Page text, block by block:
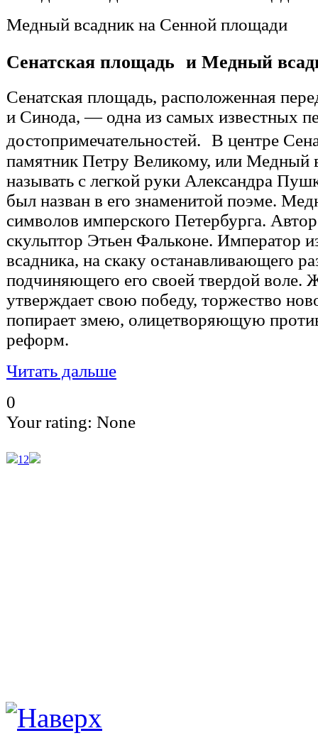
Медный всадник на Сенной площади
Сенатская площадь и Медный
Сенатская площадь, расположенная
и Синода, — одна из самых известных
достопримечательностей. В центре
памятник Петру Великому, или Медный
называть с легкой руки Александра
был назван в его знаменитой поэме.
символов имперского Петербурга.
скульптор Этьен Фальконе. Императop
всадника, на скаку останавливающего
подчиняющего его своей твердой воле.
утверждает свою победу, торжество
попирает змею, олицетворяющую
реформ.
Читать дальше
0
Your rating: None
1 2